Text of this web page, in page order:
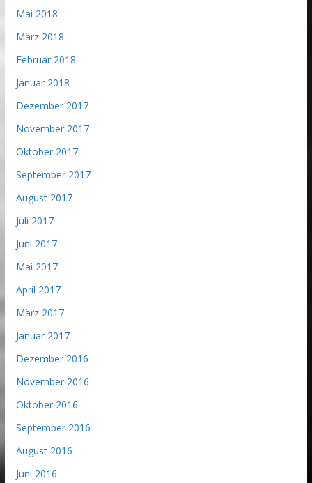
Mai 2018
März 2018
Februar 2018
Januar 2018
Dezember 2017
November 2017
Oktober 2017
September 2017
August 2017
Juli 2017
Juni 2017
Mai 2017
April 2017
März 2017
Januar 2017
Dezember 2016
November 2016
Oktober 2016
September 2016
August 2016
Juni 2016